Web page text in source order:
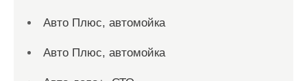
Авто Плюс, автомойка
Авто Плюс, автомойка